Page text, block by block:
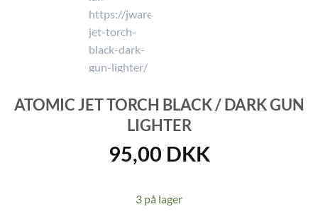
ATOMIC JET TORCH BLACK / DARK GUN
LIGHTER
95,00 DKK
3 på lager